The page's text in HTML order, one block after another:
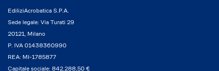
EdiliziAcrobatica S.P.A.
Sede legale: Via Turati 29
20121, Milano
P. IVA 01438360990
REA: MI-1785877
Capitale sociale: 842.288,50 €